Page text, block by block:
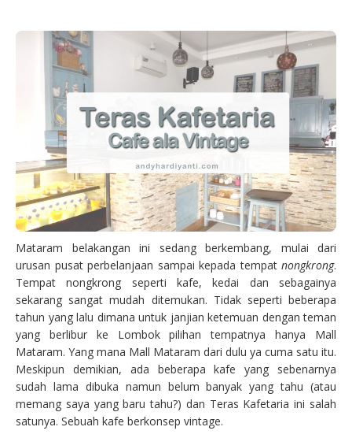
Mataram belakangan ini sedang berkembang, mulai dari
urusan pusat perbelanjaan sampai kepada tempat nongkrong.
Tempat nongkrong seperti kafe, kedai dan sebagainya
sekarang sangat mudah ditemukan. Tidak seperti beberapa
tahun yang lalu dimana untuk janjian ketemuan dengan teman
yang berlibur ke Lombok pilihan tempatnya hanya Mall
Mataram. Yang mana Mall Mataram dari dulu ya cuma satu itu.
Meskipun demikian, ada beberapa kafe yang sebenarnya
sudah lama dibuka namun belum banyak yang tahu (atau
memang saya yang baru tahu?) dan Teras Kafetaria ini salah
satunya. Sebuah kafe berkonsep vintage.